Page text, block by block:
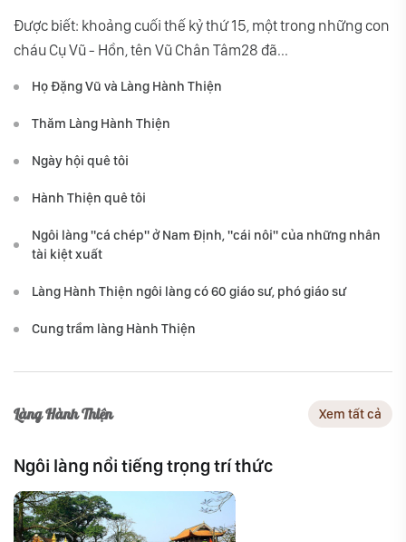
Được biết: khoảng cuối thế kỷ thứ 15, một trong những con
cháu Cụ Vũ - Hồn, tên Vũ Chân Tâm28 đã...
Họ Đặng Vũ và Làng Hành Thiện
Thăm Làng Hành Thiện
Ngày hội quê tôi
Hành Thiện quê tôi
Ngôi làng "cá chép" ở Nam Định, "cái nôi" của những nhân
tài kiệt xuất
Làng Hành Thiện ngôi làng có 60 giáo sư, phó giáo sư
Cung trầm làng Hành Thiện
Làng Hành Thiện Xem tất cả
Ngôi làng nổi tiếng trọng trí thức